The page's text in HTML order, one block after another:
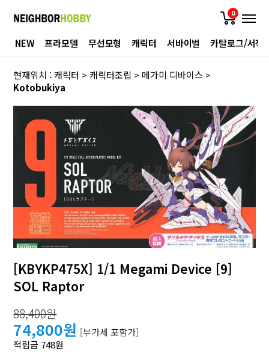
0
NEW 프라모델 무선모형 캐릭터 서바이벌 카탈로그/서적
현재위치 :캐릭터 >캐릭터조립 > 메가미 디바이스 >
Kotobukiya
[KBYKP475X] 1/1 Megami Device [9]
SOL Raptor
88,400원
74,800원 [부가세 포함가]
적립금 748원